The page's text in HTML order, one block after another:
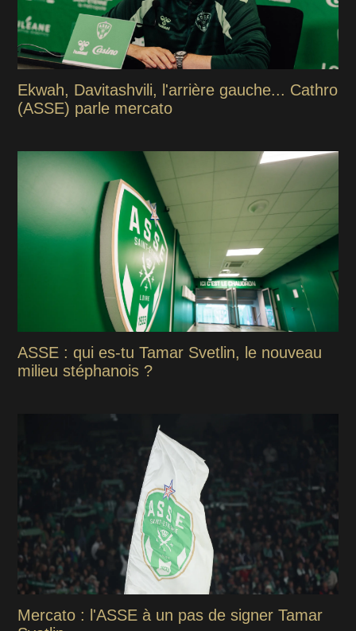
Ekwah, Davitashvili, l'arrière gauche... Cathro
(ASSE) parle mercato
ASSE : qui es-tu Tamar Svetlin, le nouveau
milieu stéphanois ?
Mercato : l'ASSE à un pas de signer Tamar